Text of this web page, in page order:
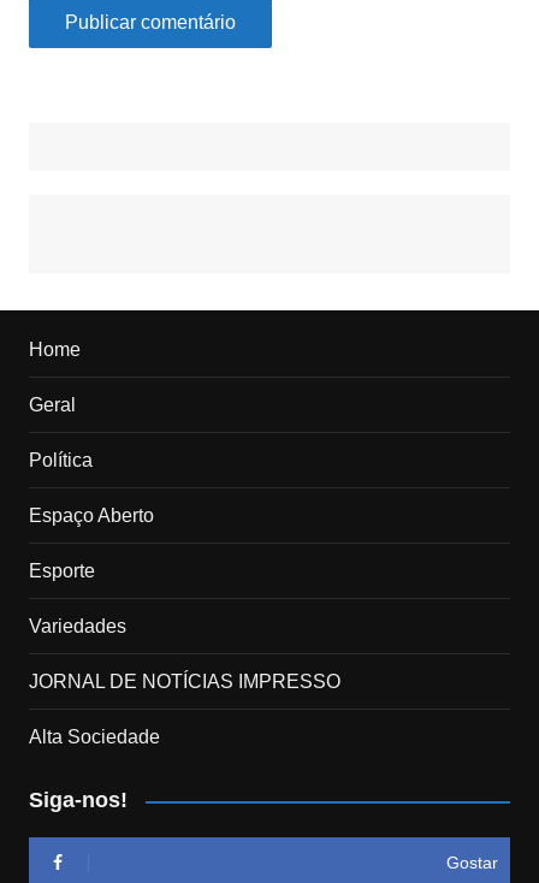
Home
Geral
Política
Espaço Aberto
Esporte
Variedades
JORNAL DE NOTÍCIAS IMPRESSO
Alta Sociedade
Siga-nos!
Gostar